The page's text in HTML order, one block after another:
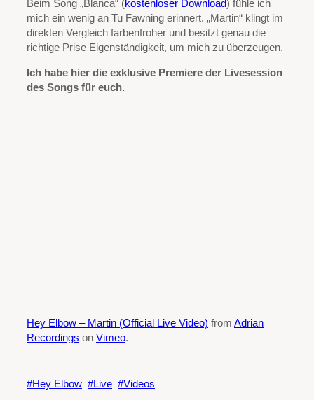
Beim Song „Blanca“ (kostenloser Download) fühle ich
mich ein wenig an Tu Fawning erinnert. „Martin“ klingt im
direkten Vergleich farbenfroher und besitzt genau die
richtige Prise Eigenständigkeit, um mich zu überzeugen.
Ich habe hier die exklusive Premiere der Livesession
des Songs für euch.
Hey Elbow – Martin (Official Live Video) from Adrian
Recordings on Vimeo.
Hey Elbow Live Videos